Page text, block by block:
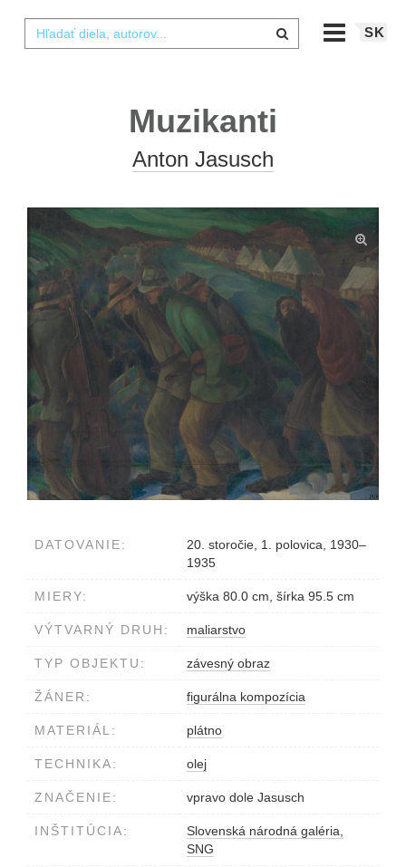
SK
Muzikanti
Anton Jasusch
DATOVANIE:
20. storočie, 1. polovica, 1930–
1935
MIERY: výška 80.0 cm, šírka 95.5 cm
VÝTVARNÝ DRUH: maliarstvo
TYP OBJEKTU: závesný obraz
ŽÁNER: figurálna kompozícia
MATERIÁL: plátno
TECHNIKA: olej
ZNAČENIE: vpravo dole Jasusch
INŠTITÚCIA:
Slovenská národná galéria,
SNG